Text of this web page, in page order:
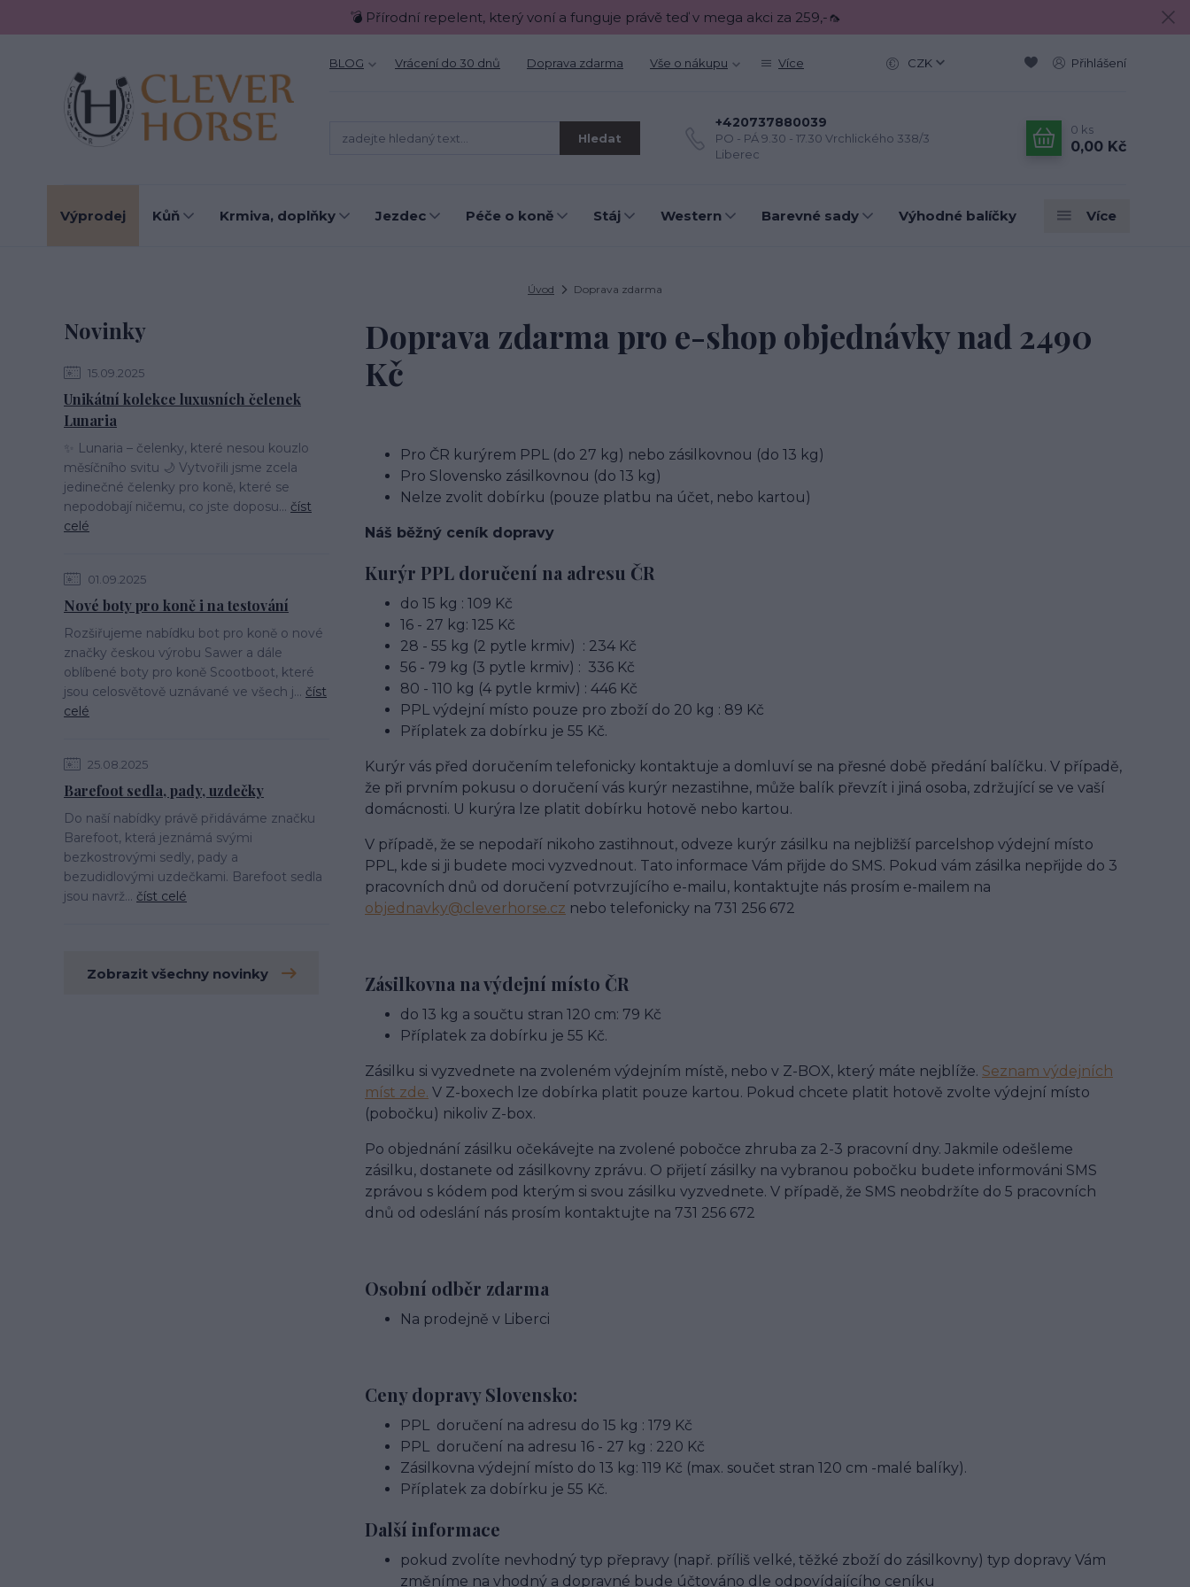
💣 Přírodní repelent, který voní a funguje právě teď v mega akci za 259,-🦟
BLOG Vrácení do 30 dnů Doprava zdarma Vše o nákupu Více CZK Přihlášení
Hledat
+420737880039
PO - PÁ 9.30 - 17.30 Vrchlického 338/3
Liberec
0 ks
0,00 Kč
Výprodej Kůň Krmiva, doplňky Jezdec Péče o koně Stáj Western Barevné sady Výhodné balíčky Více
Úvod Doprava zdarma
Novinky
15.09.2025
Unikátní kolekce luxusních čelenek
Lunaria
✨ Lunaria – čelenky, které nesou kouzlo
měsíčního svitu 🌙 Vytvořili jsme zcela
jedinečné čelenky pro koně, které se
nepodobají ničemu, co jste doposu... číst
celé
01.09.2025
Nové boty pro koně i na testování
Rozšiřujeme nabídku bot pro koně o nové
značky českou výrobu Sawer a dále
oblíbené boty pro koně Scootboot, které
jsou celosvětově uznávané ve všech j... číst
celé
25.08.2025
Barefoot sedla, pady, uzdečky
Do naší nabídky právě přidáváme značku
Barefoot, která jeznámá svými
bezkostrovými sedly, pady a
bezudidlovými uzdečkami. Barefoot sedla
jsou navrž... číst celé
Zobrazit všechny novinky
Doprava zdarma pro e-shop objednávky nad 2490
Kč
Pro ČR kurýrem PPL (do 27 kg) nebo zásilkovnou (do 13 kg)
Pro Slovensko zásilkovnou (do 13 kg)
Nelze zvolit dobírku (pouze platbu na účet, nebo kartou)
Náš běžný ceník dopravy
Kurýr PPL doručení na adresu ČR
do 15 kg : 109 Kč
16 - 27 kg: 125 Kč
28 - 55 kg (2 pytle krmiv) : 234 Kč
56 - 79 kg (3 pytle krmiv) : 336 Kč
80 - 110 kg (4 pytle krmiv) : 446 Kč
PPL výdejní místo pouze pro zboží do 20 kg : 89 Kč
Příplatek za dobírku je 55 Kč.
Kurýr vás před doručením telefonicky kontaktuje a domluví se na přesné době předání balíčku. V případě,
že při prvním pokusu o doručení vás kurýr nezastihne, může balík převzít i jiná osoba, zdržující se ve vaší
domácnosti. U kurýra lze platit dobírku hotově nebo kartou.
V případě, že se nepodaří nikoho zastihnout, odveze kurýr zásilku na nejbližší parcelshop výdejní místo
PPL, kde si ji budete moci vyzvednout. Tato informace Vám přijde do SMS. Pokud vám zásilka nepřijde do 3
pracovních dnů od doručení potvrzujícího e-mailu, kontaktujte nás prosím e-mailem na
objednavky@cleverhorse.cz nebo telefonicky na 731 256 672
Zásilkovna na výdejní místo ČR
do 13 kg a součtu stran 120 cm: 79 Kč
Příplatek za dobírku je 55 Kč.
Zásilku si vyzvednete na zvoleném výdejním místě, nebo v Z-BOX, který máte nejblíže. Seznam výdejních
míst zde. V Z-boxech lze dobírka platit pouze kartou. Pokud chcete platit hotově zvolte výdejní místo
(pobočku) nikoliv Z-box.
Po objednání zásilku očekávejte na zvolené pobočce zhruba za 2-3 pracovní dny. Jakmile odešleme
zásilku, dostanete od zásilkovny zprávu. O přijetí zásilky na vybranou pobočku budete informováni SMS
zprávou s kódem pod kterým si svou zásilku vyzvednete. V případě, že SMS neobdržíte do 5 pracovních
dnů od odeslání nás prosím kontaktujte na 731 256 672
Osobní odběr zdarma
Na prodejně v Liberci
Ceny dopravy Slovensko:
PPL doručení na adresu do 15 kg : 179 Kč
PPL doručení na adresu 16 - 27 kg : 220 Kč
Zásilkovna výdejní místo do 13 kg: 119 Kč (max. součet stran 120 cm -malé balíky).
Příplatek za dobírku je 55 Kč.
Další informace
pokud zvolíte nevhodný typ přepravy (např. příliš velké, těžké zboží do zásilkovny) typ dopravy Vám
změníme na vhodný a dopravné bude účtováno dle odpovídajícího ceníku